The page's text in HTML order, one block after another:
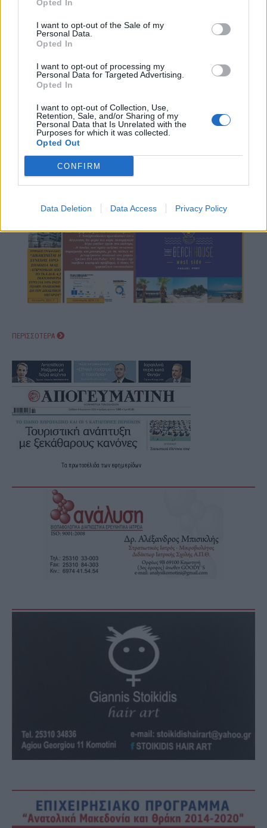
Opted In
I want to opt-out of the Sale of my
Personal Data.
Opted In
I want to opt-out of processing my
Personal Data for Targeted Advertising.
Opted In
I want to opt-out of Collection, Use,
Retention, Sale, and/or Sharing of my
Personal Data that Is Unrelated with the
Purposes for which it was collected.
Opted Out
CONFIRM
Data Deletion Data Access Privacy Policy
ΠΕΡΙΣΣΟΤΕΡΑ
Τα πρωτοσέλιδα των εφημερίδων